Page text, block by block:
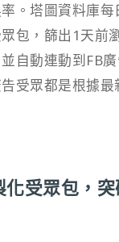
。塔圖資料庫每
包，篩出1天前
自動連動到FB
受眾都是根據最
受眾包，